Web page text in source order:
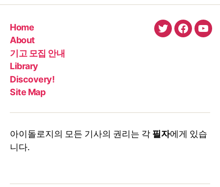
Home
About
기고 모집 안내
Library
Discovery!
Site Map
twitter
아이돌로지의 모든 기사의 권리는 각 필자에게 있습
니다.